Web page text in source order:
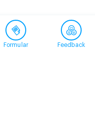
Formular Feedback